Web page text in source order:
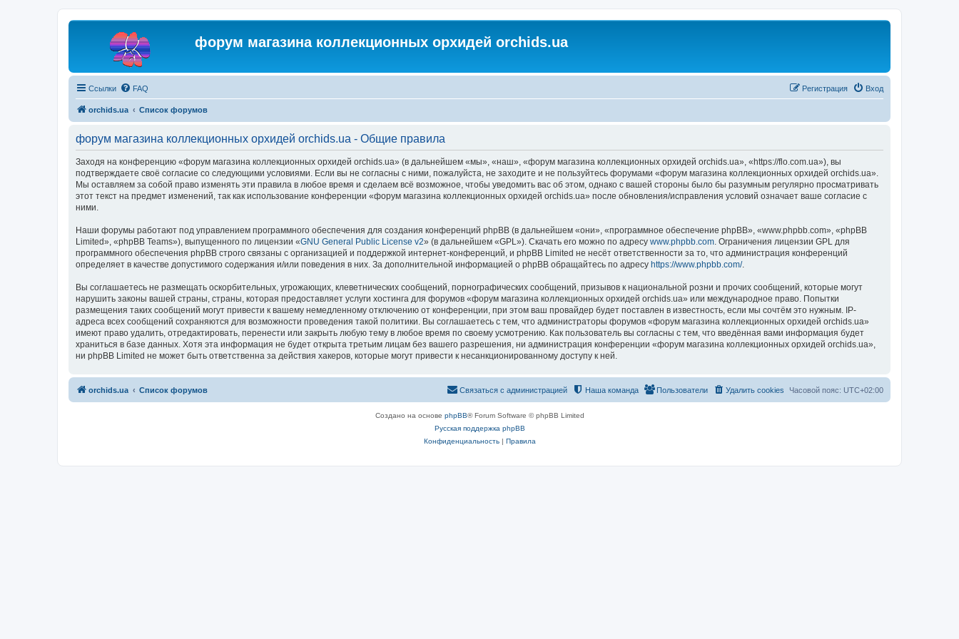
форум магазина коллекционных орхидей orchids.ua
Ссылки FAQ Вход
Регистрация
orchids.ua Список форумов
форум магазина коллекционных орхидей orchids.ua - Общие правила
Заходя на конференцию «форум магазина коллекционных орхидей orchids.ua» (в дальнейшем «мы», «наш», «форум магазина коллекционных орхидей orchids.ua», «https://flo.com.ua»), вы
подтверждаете своё согласие со следующими условиями. Если вы не согласны с ними, пожалуйста, не заходите и не пользуйтесь форумами «форум магазина коллекционных орхидей orchids.ua».
Мы оставляем за собой право изменять эти правила в любое время и сделаем всё возможное, чтобы уведомить вас об этом, однако с вашей стороны было бы разумным регулярно просматривать
этот текст на предмет изменений, так как использование конференции «форум магазина коллекционных орхидей orchids.ua» после обновления/исправления условий означает ваше согласие с
ними.
Наши форумы работают под управлением программного обеспечения для создания конференций phpBB (в дальнейшем «они», «программное обеспечение phpBB», «www.phpbb.com», «phpBB
Limited», «phpBB Teams»), выпущенного по лицензии «GNU General Public License v2» (в дальнейшем «GPL»). Скачать его можно по адресу www.phpbb.com. Ограничения лицензии GPL для
программного обеспечения phpBB строго связаны с организацией и поддержкой интернет-конференций, и phpBB Limited не несёт ответственности за то, что администрация конференций
определяет в качестве допустимого содержания и/или поведения в них. За дополнительной информацией о phpBB обращайтесь по адресу https://www.phpbb.com/.
Вы соглашаетесь не размещать оскорбительных, угрожающих, клеветнических сообщений, порнографических сообщений, призывов к национальной розни и прочих сообщений, которые могут
нарушить законы вашей страны, страны, которая предоставляет услуги хостинга для форумов «форум магазина коллекционных орхидей orchids.ua» или международное право. Попытки
размещения таких сообщений могут привести к вашему немедленному отключению от конференции, при этом ваш провайдер будет поставлен в известность, если мы сочтём это нужным. IP-
адреса всех сообщений сохраняются для возможности проведения такой политики. Вы соглашаетесь с тем, что администраторы форумов «форум магазина коллекционных орхидей orchids.ua»
имеют право удалить, отредактировать, перенести или закрыть любую тему в любое время по своему усмотрению. Как пользователь вы согласны с тем, что введённая вами информация будет
храниться в базе данных. Хотя эта информация не будет открыта третьим лицам без вашего разрешения, ни администрация конференции «форум магазина коллекционных орхидей orchids.ua»,
ни phpBB Limited не может быть ответственна за действия хакеров, которые могут привести к несанкционированному доступу к ней.
orchids.ua Список форумов Часовой пояс: UTC+02:00
Удалить cookies
Пользователи
Наша команда
Связаться с администрацией
Создано на основе phpBB® Forum Software © phpBB Limited
Русская поддержка phpBB
Конфиденциальность| Правила